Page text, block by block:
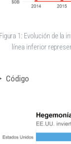
Figura 1: Evolución de la
línea inferior
Código